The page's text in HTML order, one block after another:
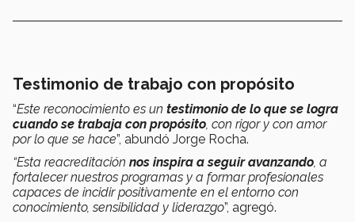
Testimonio de trabajo con propósito
“Este reconocimiento es un testimonio de lo que se logra
cuando se trabaja con propósito, con rigor y con amor
por lo que se hace”, abundó Jorge Rocha.
“Esta reacreditación nos inspira a seguir avanzando, a
fortalecer nuestros programas y a formar profesionales
capaces de incidir positivamente en el entorno con
conocimiento, sensibilidad y liderazgo”, agregó.